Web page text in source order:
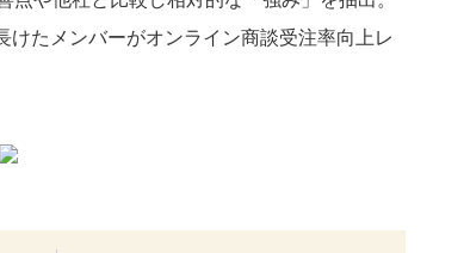
たメンバーがオンライン商談受注率向上レ